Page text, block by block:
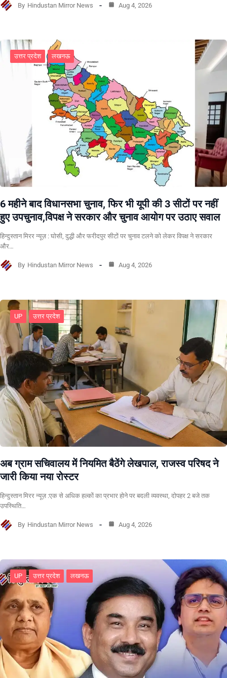
By Hindustan Mirror News Aug 4, 2026
उत्तर प्रदेश लखनऊ
6 महीने बाद विधानसभा चुनाव, फिर भी यूपी की 3 सीटों पर नहीं
हुए उपचुनाव,विपक्ष ने सरकार और चुनाव आयोग पर उठाए सवाल
हिन्दुस्तान मिरर न्यूज़ : घोसी, दुद्धी और फरीदपुर सीटों पर चुनाव टलने को लेकर विपक्ष ने सरकार
और…
By Hindustan Mirror News Aug 4, 2026
UP उत्तर प्रदेश
अब ग्राम सचिवालय में नियमित बैठेंगे लेखपाल, राजस्व परिषद ने
जारी किया नया रोस्टर
हिन्दुस्तान मिरर न्यूज़ :एक से अधिक हल्कों का प्रभार होने पर बदली व्यवस्था, दोपहर 2 बजे तक
उपस्थिति…
By Hindustan Mirror News Aug 4, 2026
UP उत्तर प्रदेश लखनऊ